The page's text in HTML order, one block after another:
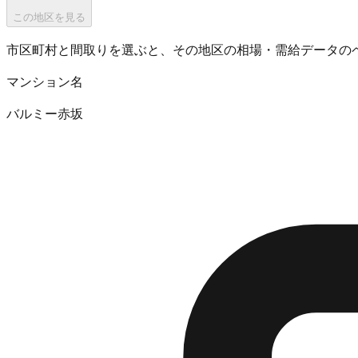
この地区を見る
市区町村と間取りを選ぶと、その地区の相場・需給データの
マンション名
バルミー赤坂